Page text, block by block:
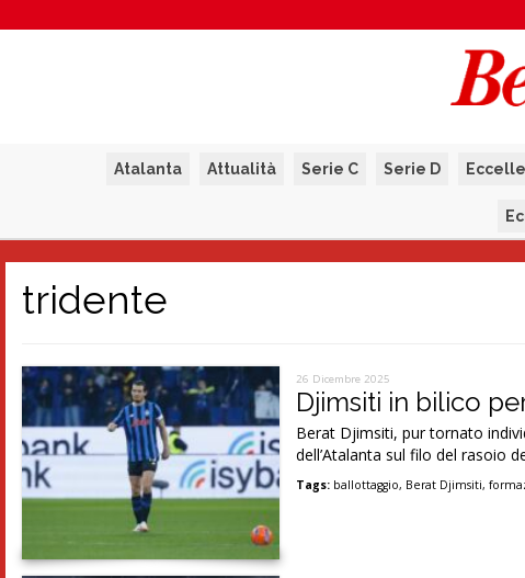
Atalanta Attualità Serie C Serie D
tridente
26 Dicembre 2025
Djimsiti in bilico
Berat Djimsiti, pur tornato
dell’Atalanta sul filo del rasoio
Tags: ballottaggio, Berat Djimsiti,